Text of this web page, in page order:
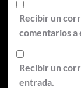
Recibir un
comentarios a
Recibir un
entrada.